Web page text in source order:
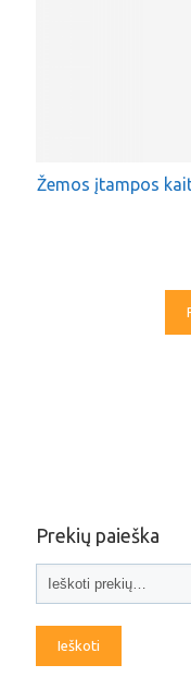
Žemos įtampos
Prekių paieška
Ieškoti